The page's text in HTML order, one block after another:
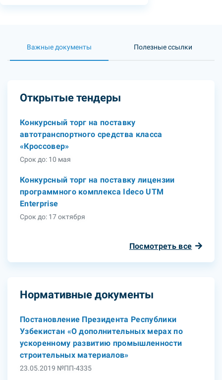
Важные документы Полезные ссылки
Открытые тендеры
Конкурсный торг на поставку
автотранспортного средства класса
«Кроссовер»
Срок до: 10 мая
Конкурсный торг на поставку лицензии
программного комплекса Ideco UTM
Enterprise
Срок до: 17 октября
Посмотреть все
Нормативные документы
Постановление Президента Республики
Узбекистан «О дополнительных мерах по
ускоренному развитию промышленности
строительных материалов»
23.05.2019 №ПП-4335